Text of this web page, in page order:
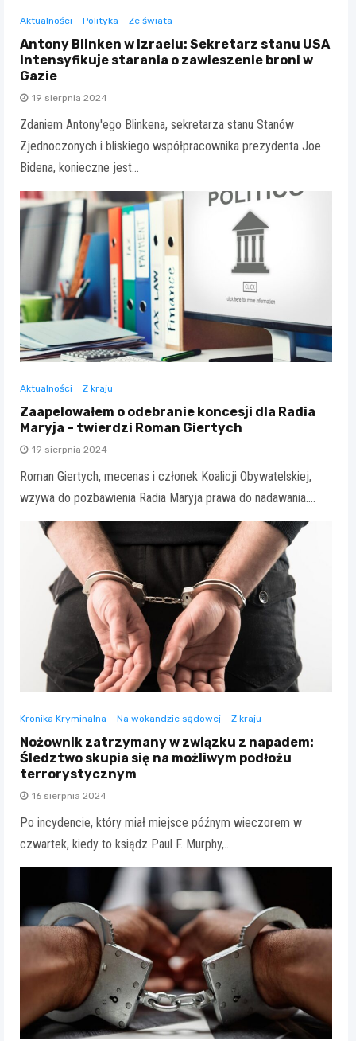
Aktualności Polityka Ze świata
Antony Blinken w Izraelu: Sekretarz stanu USA
intensyfikuje starania o zawieszenie broni w
Gazie
19 sierpnia 2024
Zdaniem Antony'ego Blinkena, sekretarza stanu Stanów
Zjednoczonych i bliskiego współpracownika prezydenta Joe
Bidena, konieczne jest…
Aktualności Z kraju
Zaapelowałem o odebranie koncesji dla Radia
Maryja – twierdzi Roman Giertych
19 sierpnia 2024
Roman Giertych, mecenas i członek Koalicji Obywatelskiej,
wzywa do pozbawienia Radia Maryja prawa do nadawania.…
Kronika Kryminalna Na wokandzie sądowej Z kraju
Nożownik zatrzymany w związku z napadem:
Śledztwo skupia się na możliwym podłożu
terrorystycznym
16 sierpnia 2024
Po incydencie, który miał miejsce późnym wieczorem w
czwartek, kiedy to ksiądz Paul F. Murphy,…